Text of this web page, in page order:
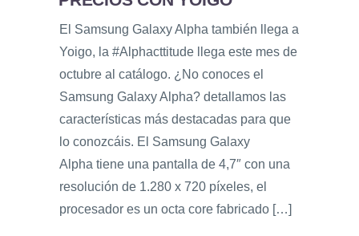
El Samsung Galaxy Alpha también llega a
Yoigo, la #Alphacttitude llega este mes de
octubre al catálogo. ¿No conoces el
Samsung Galaxy Alpha? detallamos las
características más destacadas para que
lo conozcáis. El Samsung Galaxy
Alpha tiene una pantalla de 4,7″ con una
resolución de 1.280 x 720 píxeles, el
procesador es un octa core fabricado […]